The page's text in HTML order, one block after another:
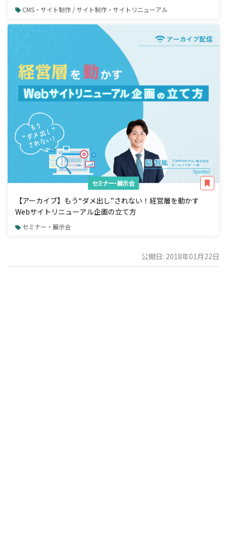
CMS・サイト制作 / サイト制作・サイトリニューアル
セミナー・展示会
【アーカイブ】もう“ダメ出し”されない！経営層を動かす
Webサイトリニューアル企画の立て方
セミナー・展示会
公開日: 2018年01月22日